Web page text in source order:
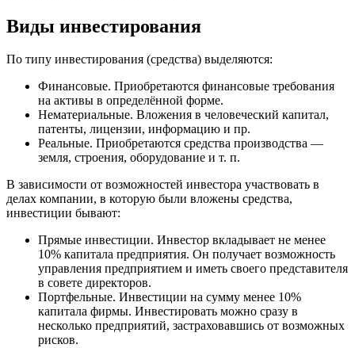
Виды инвестирования
По типу инвестирования (средства) выделяются:
Финансовые. Приобретаются финансовые требования
на активы в определённой форме.
Нематериальные. Вложения в человеческий капитал,
патенты, лицензии, информацию и пр.
Реальные. Приобретаются средства производства —
земля, строения, оборудование и т. п.
В зависимости от возможностей инвестора участвовать в
делах компании, в которую были вложены средства,
инвестиции бывают:
Прямые инвестиции. Инвестор вкладывает не менее
10% капитала предприятия. Он получает возможность
управления предприятием и иметь своего представителя
в совете директоров.
Портфельные. Инвестиции на сумму менее 10%
капитала фирмы. Инвестировать можно сразу в
несколько предприятий, застраховавшись от возможных
рисков.